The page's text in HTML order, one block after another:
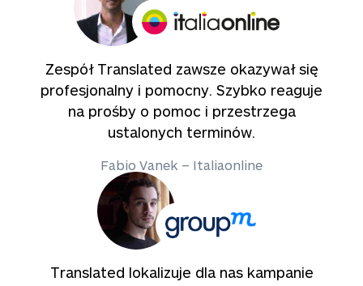
Zespół Translated zawsze okazywał się
profesjonalny i pomocny. Szybko reaguje
na prośby o pomoc i przestrzega
ustalonych terminów.
Fabio Vanek – Italiaonline
Translated lokalizuje dla nas kampanie